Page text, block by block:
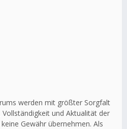
werden mit größter Sorgfalt
und Aktualität der
Gewähr übernehmen. Als